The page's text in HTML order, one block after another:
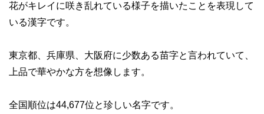
花がキレイに咲き乱れている様子を描いたことを表現して
いる漢字です。
東京都、兵庫県、大阪府に少数ある苗字と言われていて、
上品で華やかな方を想像します。
全国順位は44,677位と珍しい名字です。